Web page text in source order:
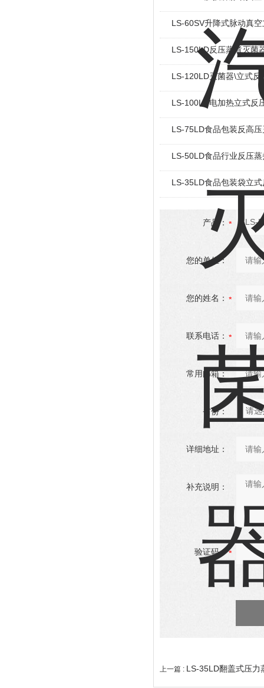
LS-60SV升降式脉动真
LS-150LD反压蒸煮灭菌
LS-120LD灭菌器\立式反
LS-100LD电加热立式反
LS-75LD食品包装反高
LS-50LD食品行业反压
LS-35LD食品包装袋立
产品：
您的单位：
您的姓名：
联系电话：
常用邮箱：
省份：
详细地址：
补充说明：
验证码：
上一篇 : LS-35LD翻盖式压力